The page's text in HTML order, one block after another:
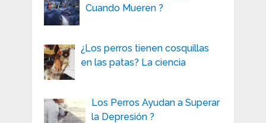
Cuando Mueren ?
¿Los perros tienen cosquillas
en las patas? La ciencia
Los Perros Ayudan a Superar
la Depresión ?